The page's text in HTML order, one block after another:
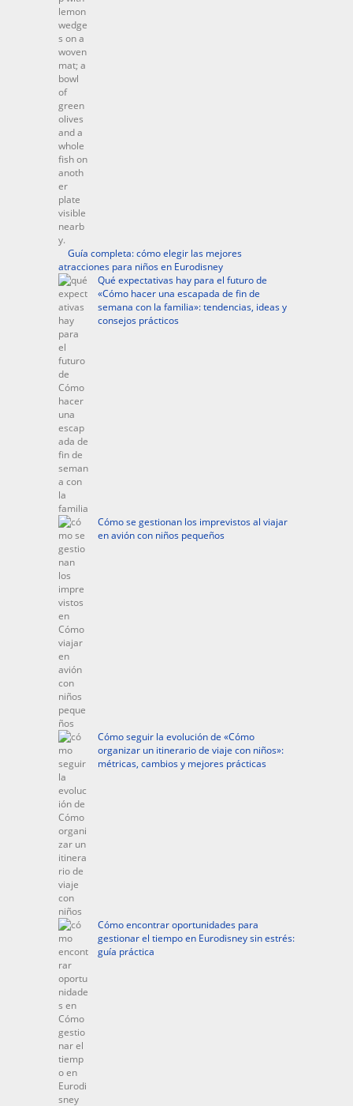
Guía completa: cómo elegir las mejores
atracciones para niños en Eurodisney
Qué expectativas hay para el futuro de
«Cómo hacer una escapada de fin de
semana con la familia»: tendencias, ideas y
consejos prácticos
Cómo se gestionan los imprevistos al viajar
en avión con niños pequeños
Cómo seguir la evolución de «Cómo
organizar un itinerario de viaje con niños»:
métricas, cambios y mejores prácticas
Cómo encontrar oportunidades para
gestionar el tiempo en Eurodisney sin estrés:
guía práctica